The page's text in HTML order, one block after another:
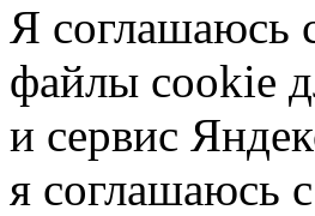
Я соглашаюсь
файлы cookie
и сервис
я соглашаюсь